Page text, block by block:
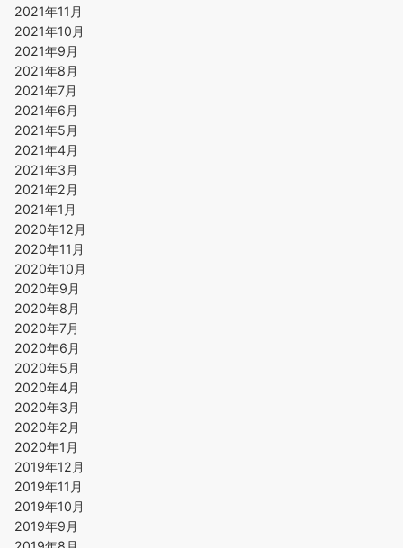
2021年11月
2021年10月
2021年9月
2021年8月
2021年7月
2021年6月
2021年5月
2021年4月
2021年3月
2021年2月
2021年1月
2020年12月
2020年11月
2020年10月
2020年9月
2020年8月
2020年7月
2020年6月
2020年5月
2020年4月
2020年3月
2020年2月
2020年1月
2019年12月
2019年11月
2019年10月
2019年9月